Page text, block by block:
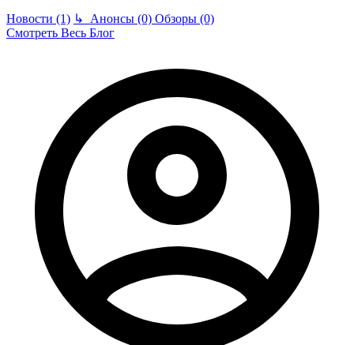
Новости (1) ↳ Анонсы (0) Обзоры (0)
Смотреть Весь Блог